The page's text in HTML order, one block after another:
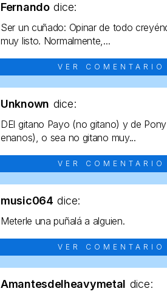
Fernando dice:
Ser un cuñado: Opinar de todo
muy listo. Normalmente,...
VER COMENTARIO
Unknown dice:
DEl gitano Payo (no gitano) y de
enanos), o sea no gitano muy...
VER COMENTARIO
music064 dice:
Meterle una puñalá a alguien.
VER COMENTARIO
Amantesdelheavymetal dice: